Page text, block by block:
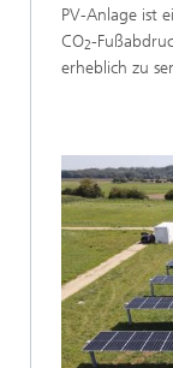
PV-Anlage ist
CO2-
erheblich zu